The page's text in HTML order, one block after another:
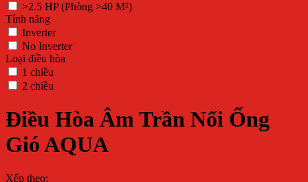
>2.5 HP (Phòng >40 M²)
Tính năng
Inverter
No Inverter
Loại điều hòa
1 chiều
2 chiều
Điều Hòa Âm Trần Nối Ống
Gió AQUA
Xếp theo: